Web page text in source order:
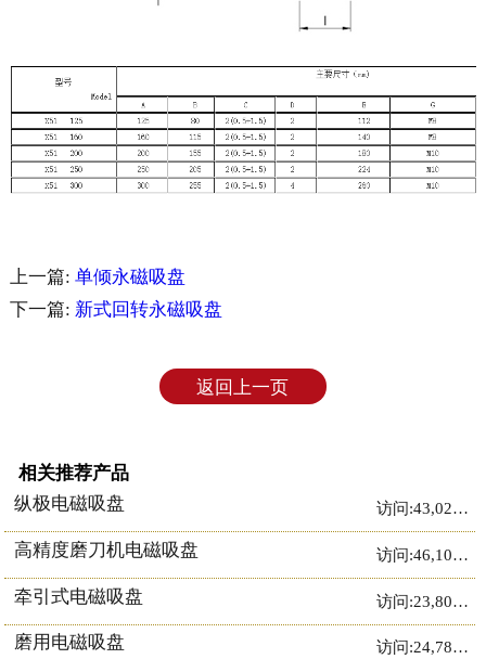
上一篇: 单倾永磁吸盘
下一篇: 新式回转永磁吸盘
返回上一页
相关推荐产品
访问:43,023次
纵极电磁吸盘
访问:46,107次
高精度磨刀机电磁吸盘
访问:23,807次
牵引式电磁吸盘
访问:24,785次
磨用电磁吸盘